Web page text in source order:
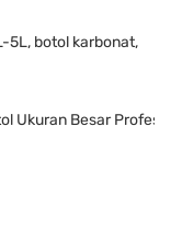
5L, botol karbonat,